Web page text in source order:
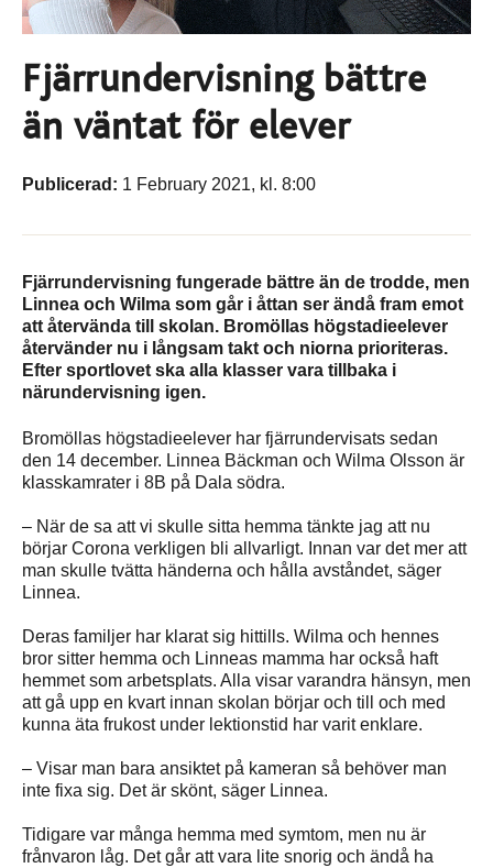
Fjärrundervisning bättre
än väntat för elever
Publicerad: 1 February 2021, kl. 8:00
Fjärrundervisning fungerade bättre än de trodde, men
Linnea och Wilma som går i åttan ser ändå fram emot
att återvända till skolan. Bromöllas högstadieelever
återvänder nu i långsam takt och niorna prioriteras.
Efter sportlovet ska alla klasser vara tillbaka i
närundervisning igen.
Bromöllas högstadieelever har fjärrundervisats sedan
den 14 december. Linnea Bäckman och Wilma Olsson är
klasskamrater i 8B på Dala södra.
– När de sa att vi skulle sitta hemma tänkte jag att nu
börjar Corona verkligen bli allvarligt. Innan var det mer att
man skulle tvätta händerna och hålla avståndet, säger
Linnea.
Deras familjer har klarat sig hittills. Wilma och hennes
bror sitter hemma och Linneas mamma har också haft
hemmet som arbetsplats. Alla visar varandra hänsyn, men
att gå upp en kvart innan skolan börjar och till och med
kunna äta frukost under lektionstid har varit enklare.
– Visar man bara ansiktet på kameran så behöver man
inte fixa sig. Det är skönt, säger Linnea.
Tidigare var många hemma med symtom, men nu är
frånvaron låg. Det går att vara lite snorig och ändå ha